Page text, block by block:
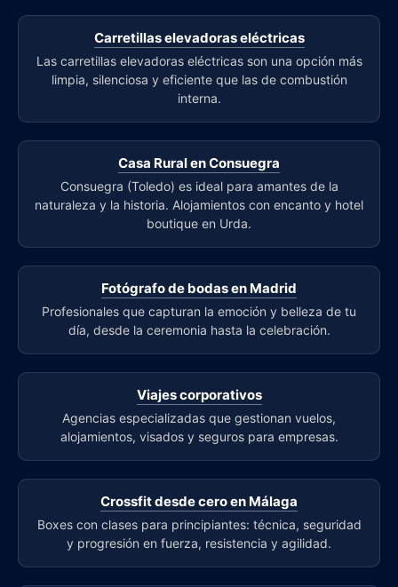
Carretillas elevadoras eléctricas
Las carretillas elevadoras eléctricas son una opción más
limpia, silenciosa y eficiente que las de combustión
interna.
Casa Rural en Consuegra
Consuegra (Toledo) es ideal para amantes de la
naturaleza y la historia. Alojamientos con encanto y hotel
boutique en Urda.
Fotógrafo de bodas en Madrid
Profesionales que capturan la emoción y belleza de tu
día, desde la ceremonia hasta la celebración.
Viajes corporativos
Agencias especializadas que gestionan vuelos,
alojamientos, visados y seguros para empresas.
Crossfit desde cero en Málaga
Boxes con clases para principiantes: técnica, seguridad
y progresión en fuerza, resistencia y agilidad.